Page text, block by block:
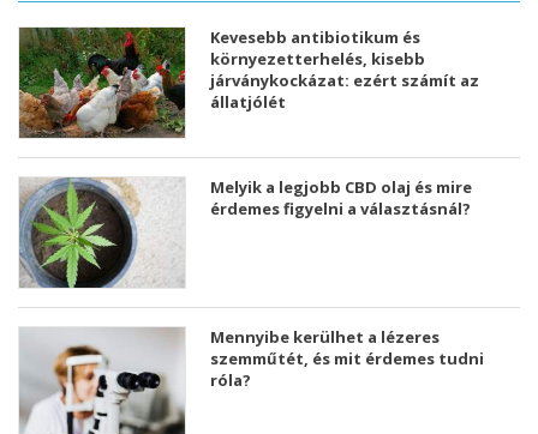
Kevesebb antibiotikum és
környezetterhelés, kisebb
járványkockázat: ezért számít az
állatjólét
Melyik a legjobb CBD olaj és mire
érdemes figyelni a választásnál?
Mennyibe kerülhet a lézeres
szemműtét, és mit érdemes tudni
róla?